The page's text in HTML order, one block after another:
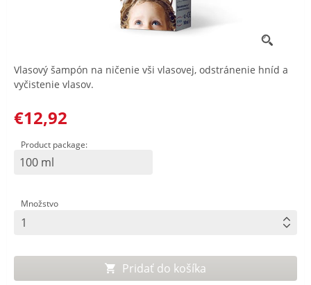
Vlasový šampón na ničenie vši vlasovej, odstránenie hníd a
vyčistenie vlasov.
€12,92
Product package:
100 ml
Množstvo
Pridať do košíka